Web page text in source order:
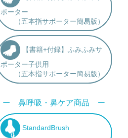
ポーター
（五本指サポーター簡易版）
【書籍+付録】ふみふみサ
ポーター子供用
（五本指サポーター簡易版）
ー 鼻呼吸・鼻ケア商品 ー
StandardBrush